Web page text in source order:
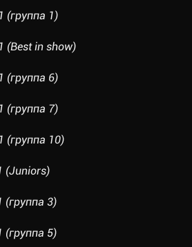
(группа 1)
(Best in show)
(группа 6)
(группа 7)
(группа 10)
(Juniors)
3)
5)